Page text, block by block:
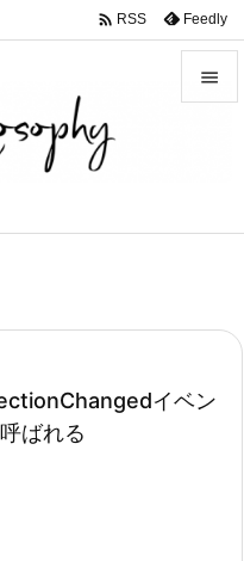

次へ
検索
 RSS Feedly
イベン
ばれる